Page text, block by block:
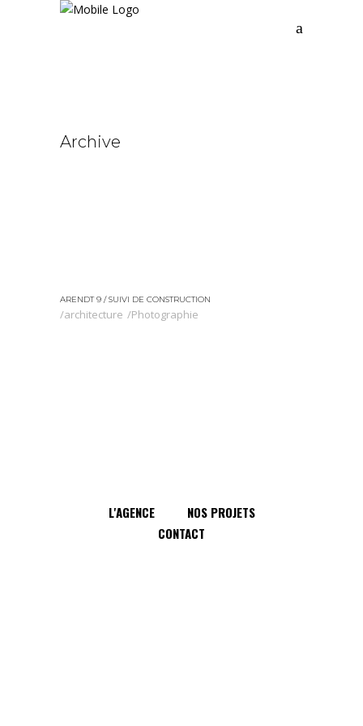
Archive
ARENDT 9 / SUIVI DE CONSTRUCTION
architecture Photographie
L'AGENCE
NOS PROJETS
CONTACT